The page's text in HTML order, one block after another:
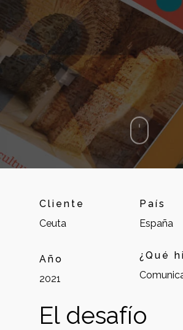
Cliente
Ceuta
Año
2021
País
España
¿Qué
El desafío